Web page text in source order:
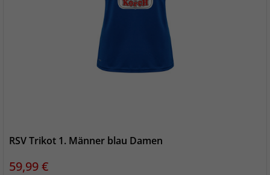
RSV Trikot 1. Männer blau Damen
Preis
59,99 €